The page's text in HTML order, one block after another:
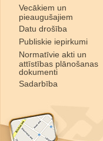
Vecākiem un
pieaugušajiem
Datu drošība
Publiskie iepirkumi
Normatīvie akti un
attīstības plānošanas
dokumenti
Sadarbība